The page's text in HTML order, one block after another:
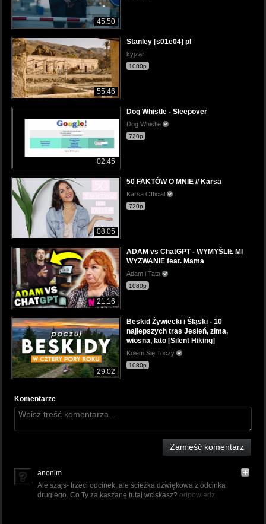
45:50
55:46
Stanley [s01e04] pl
kyjzar
1080p
02:45
Dog Whistle - Sleepover
Dog Whistle
720p
08:05
50 FAKTÓW O MNIE // Karsa
Karsa Official
720p
21:16
ADAM vs ChatGPT - WYMYŚLIŁ MI
WYZWANIE feat. Mama
Adam i Tata
1080p
29:02
Beskid Żywiecki i Śląski - 10
najlepszych tras Jesień, zima,
wiosna, lato [Silent Hiking]
Kołem Się Toczy
1080p
Komentarze
Zamieść komentarz
anonim
Ale szajs- trzeci odcinek, ale ścieżka dźwiękowa z odcinka
drugiego. Co Ty za kaszanę tutaj wciskasz? odpowiedz